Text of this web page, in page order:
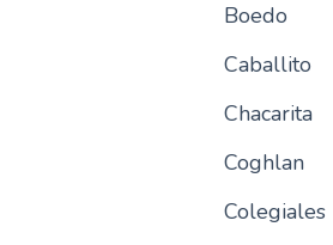
Boedo
Caballito
Chacarita
Coghlan
Colegiales